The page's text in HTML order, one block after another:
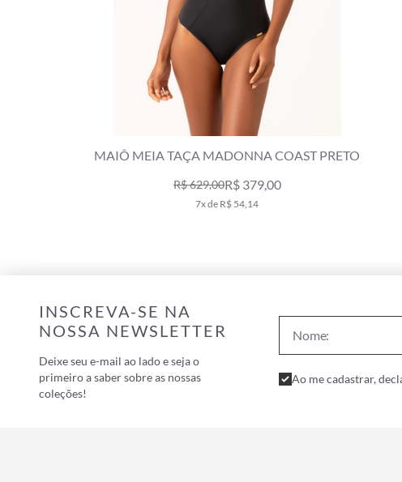
MAIÔ MEIA TAÇA MADONNA COAST PRETO
R$ 629,00R$ 379,00
7x de R$ 54,14
INSCREVA-SE NA
NOSSA NEWSLETTER
Deixe seu e-mail ao lado e seja o
primeiro a saber sobre as nossas
coleções!
Ao me cadastrar,